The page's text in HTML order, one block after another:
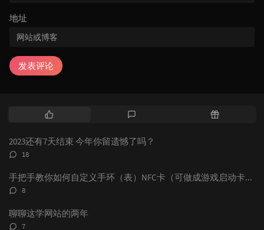
地址
发表评论
热
文
评
随
2023还有7天结束 今年你留遗憾了吗？
评
数：
18
手把手教你如何自定义手环（表）NFC卡（可做成游戏启动卡和电子名片）
评
数：
8
聊聊这学网站的两年
评
7